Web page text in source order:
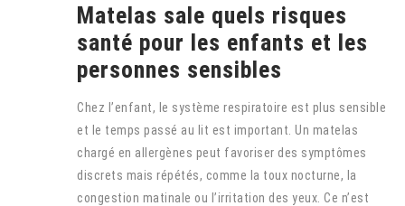
Matelas sale quels risques
santé pour les enfants et les
personnes sensibles
Chez l’enfant, le système respiratoire est plus sensible
et le temps passé au lit est important. Un matelas
chargé en allergènes peut favoriser des symptômes
discrets mais répétés, comme la toux nocturne, la
congestion matinale ou l’irritation des yeux. Ce n’est